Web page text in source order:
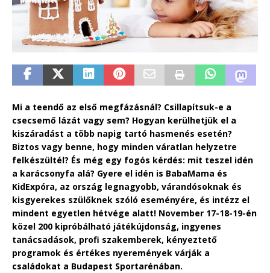
Mi a teendő az első megfázásnál? Csillapítsuk-e a
csecsemő lázát vagy sem? Hogyan kerülhetjük el a
kiszáradást a több napig tartó hasmenés esetén?
Biztos vagy benne, hogy minden váratlan helyzetre
felkészültél? És még egy fogós kérdés: mit teszel idén
a karácsonyfa alá? Gyere el idén is BabaMama és
KidExpóra, az ország legnagyobb, várandósoknak és
kisgyerekes szülőknek szóló eseményére, és intézz el
mindent egyetlen hétvége alatt! November 17-18-19-én
közel 200 kipróbálható játékújdonság, ingyenes
tanácsadások, profi szakemberek, kényeztető
programok és értékes nyeremények várják a
családokat a Budapest Sportarénában.